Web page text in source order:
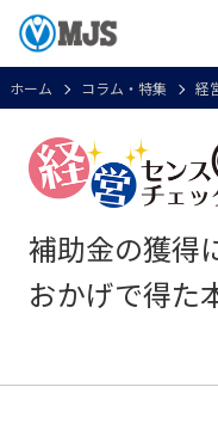
ホーム コラム・特集 経
補助金の獲
おかげで得た